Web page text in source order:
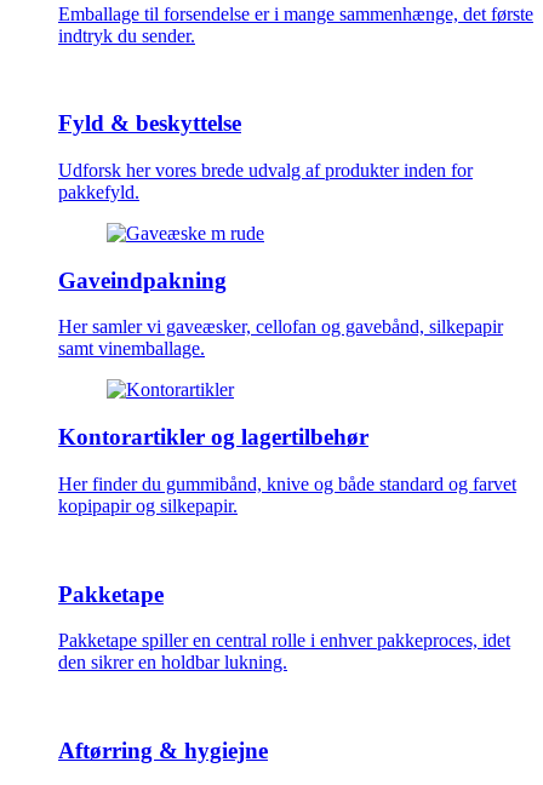
Emballage til forsendelse er i mange sammenhænge, det første
indtryk du sender.
Fyld & beskyttelse
Udforsk her vores brede udvalg af produkter inden for
pakkefyld.
Gaveindpakning
Her samler vi gaveæsker, cellofan og gavebånd, silkepapir
samt vinemballage.
Kontorartikler og lagertilbehør
Her finder du gummibånd, knive og både standard og farvet
kopipapir og silkepapir.
Pakketape
Pakketape spiller en central rolle i enhver pakkeproces, idet
den sikrer en holdbar lukning.
Aftørring & hygiejne